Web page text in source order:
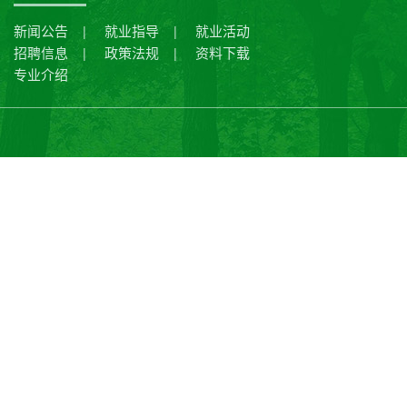
新闻公告 | 就业指导 | 就业活动
招聘信息 | 政策法规 | 资料下载
专业介绍